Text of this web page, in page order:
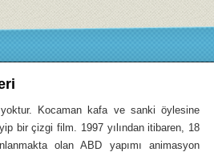
Kocaman kafa ve sanki öylesine
bir çizgi film. 1997 yılından itibaren, 18
olan ABD yapımı animasyon